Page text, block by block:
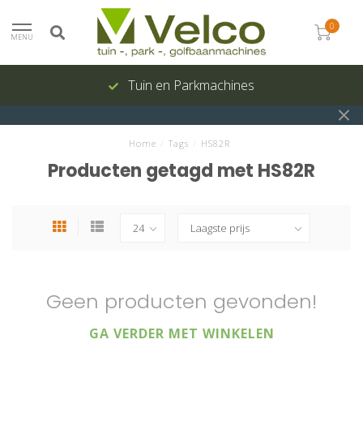
MENU
0
Tuin en Parkmachines
Home Tags HS82R
Producten getagd met HS82R
Geen producten gevonden!
GA VERDER MET WINKELEN